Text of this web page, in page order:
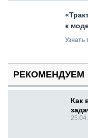
к
РЕКОМЕНДУЕМ
Как